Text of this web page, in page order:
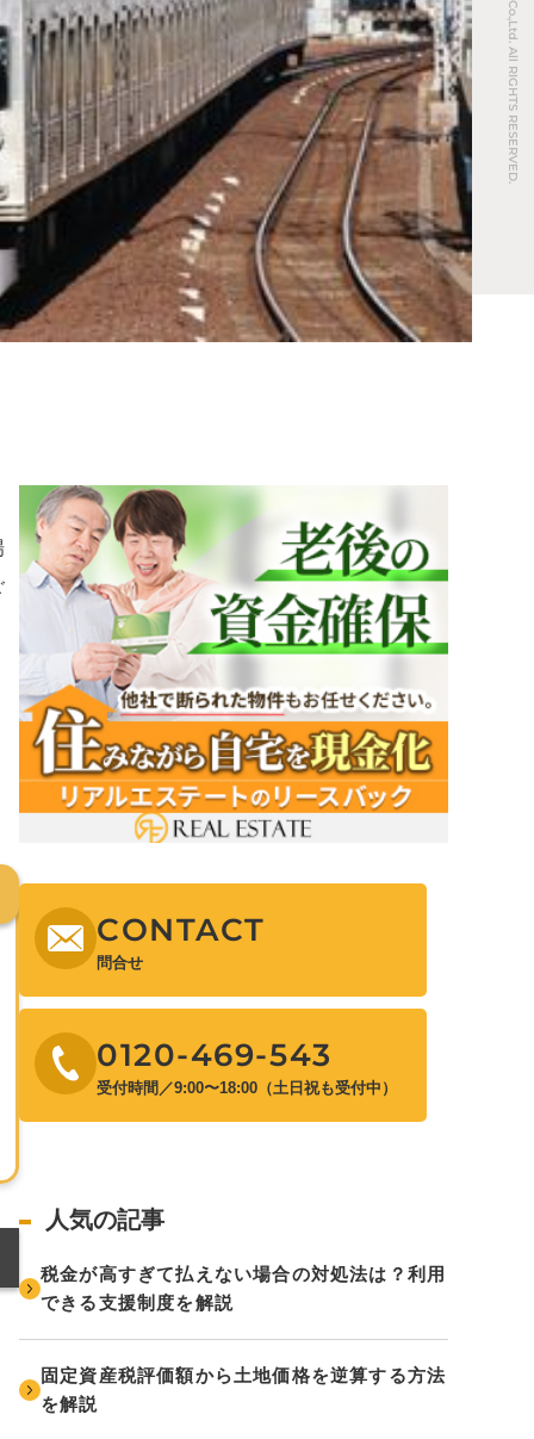
CONTACT
問合せ
0120-469-543
受付時間／9:00〜18:00（土日祝も受付中）
人気の記事
税金が高すぎて払えない場合の対処法は？利用
できる支援制度を解説
固定資産税評価額から土地価格を逆算する方法
を解説